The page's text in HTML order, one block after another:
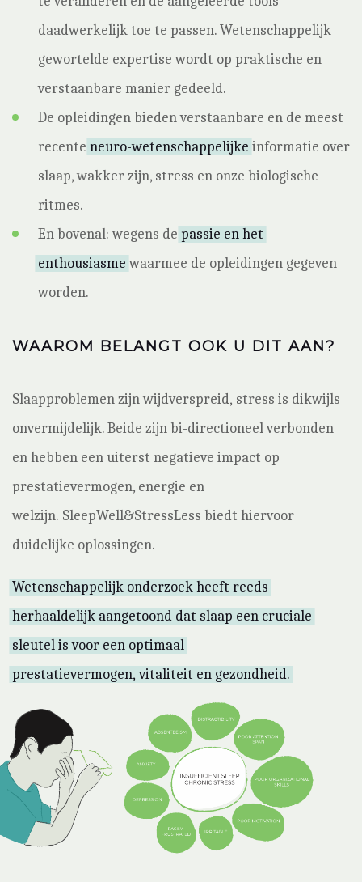
daadwerkelijk toe te passen. Wetenschappelijk
gewortelde expertise wordt op praktische en
verstaanbare manier gedeeld.
De opleidingen bieden verstaanbare en de meest
recente neuro-wetenschappelijke informatie over
slaap, wakker zijn, stress en onze biologische
ritmes.
En bovenal: wegens de passie en het
enthousiasmewaarmee de opleidingen gegeven
worden.
WAAROM BELANGT OOK U DIT AAN?
Slaapproblemen zijn wijdverspreid, stress is dikwijls
onvermijdelijk. Beide zijn bi-directioneel verbonden
en hebben een uiterst negatieve impact op
prestatievermogen, energie en
welzijn. SleepWell&StressLess biedt hiervoor
duidelijke oplossingen.
Wetenschappelijk onderzoek heeft reeds
herhaaldelijk aangetoond dat slaap een cruciale
sleutel is voor een optimaal
prestatievermogen, vitaliteit en gezondheid.